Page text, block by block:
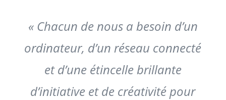
« Chacun de nous a besoin d’un
ordinateur, d’un réseau connecté
et d’une étincelle brillante
d’initiative et de créativité pour